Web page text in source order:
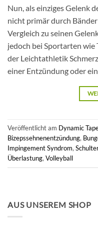
Nun, als einziges Gelenk
nicht primär durch
Vergleich zu seinen
jedoch bei Sportarten wie
der Leichtathletik
einer Entzündung oder
Veröffentlicht am Dynamic
Bizepssehnenentzündung,
Impingement Syndrom, Schulter
Überlastung, Volleyball
AUS UNSEREM SHOP